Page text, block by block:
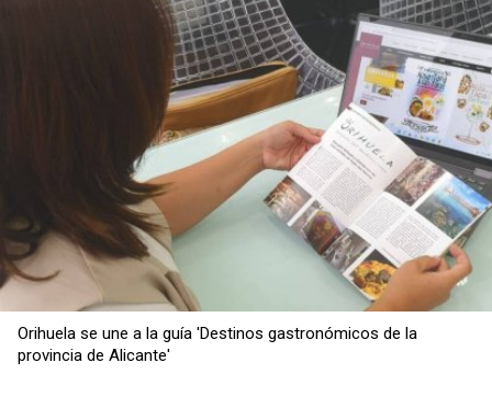
Orihuela se une a la guía 'Destinos gastronómicos de la
provincia de Alicante'